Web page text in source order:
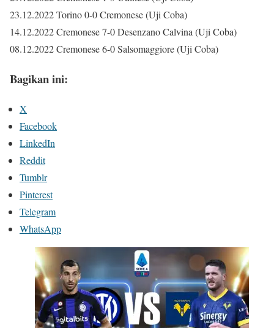
23.12.2022 Torino 0-0 Cremonese (Uji Coba)
14.12.2022 Cremonese 7-0 Desenzano Calvina (Uji Coba)
08.12.2022 Cremonese 6-0 Salsomaggiore (Uji Coba)
Bagikan ini:
X
Facebook
LinkedIn
Reddit
Tumblr
Pinterest
Telegram
WhatsApp